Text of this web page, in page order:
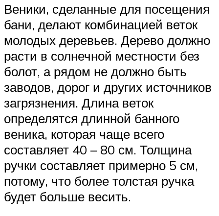
Веники, сделанные для посещения
бани, делают комбинацией веток
молодых деревьев. Дерево должно
расти в солнечной местности без
болот, а рядом не должно быть
заводов, дорог и других источников
загрязнения. Длина веток
определятся длинной банного
веника, которая чаще всего
составляет 40 – 80 см. Толщина
ручки составляет примерно 5 см,
потому, что более толстая ручка
будет больше весить.